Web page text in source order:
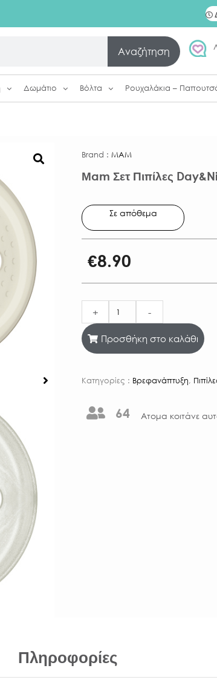
Αναζήτηση
Δωμάτιο Βόλτα Ρουχαλάκια –
Brand : MAM
Μam Σετ Πιπίλες
Σε απόθεμα
€8.90
+ -
Προσθήκη στο καλάθι
Κατηγορίες : Βρεφανάπτυξη,
64 Aτομα κοιτάνε
Πληροφορίες